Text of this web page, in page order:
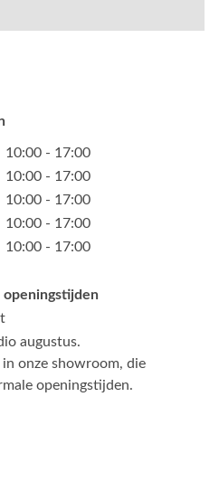
10:00 - 17:00
10:00 - 17:00
10:00 - 17:00
10:00 - 17:00
10:00 - 17:00
openingstijden
augustus.
onze showroom, die
openingstijden.